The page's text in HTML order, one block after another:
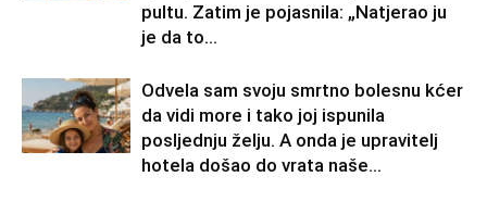
pultu. Zatim je pojasnila: „Natjerao ju
je da to...
Odvela sam svoju smrtno bolesnu kćer
da vidi more i tako joj ispunila
posljednju želju. A onda je upravitelj
hotela došao do vrata naše...